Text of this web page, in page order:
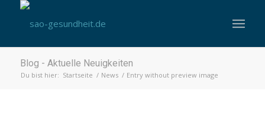
Blog - Aktuelle Neuigkeiten
Du bist hier: Startseite / News / Entry without preview image